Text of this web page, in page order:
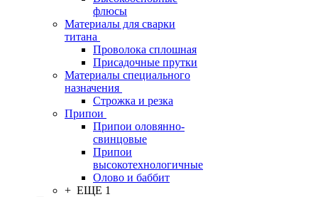
флюсы
Материалы для сварки
титана
Проволока сплошная
Присадочные прутки
Материалы специального
назначения
Строжка и резка
Припои
Припои оловянно-
свинцовые
Припои
высокотехнологичные
Олово и баббит
+ ЕЩЕ 1